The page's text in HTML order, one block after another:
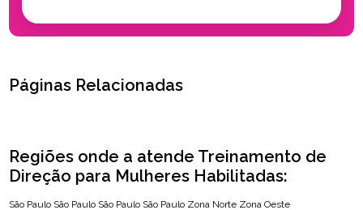
Páginas Relacionadas
Regiões onde a atende Treinamento de
Direção para Mulheres Habilitadas:
São Paulo São Paulo São Paulo São Paulo Zona Norte Zona Oeste